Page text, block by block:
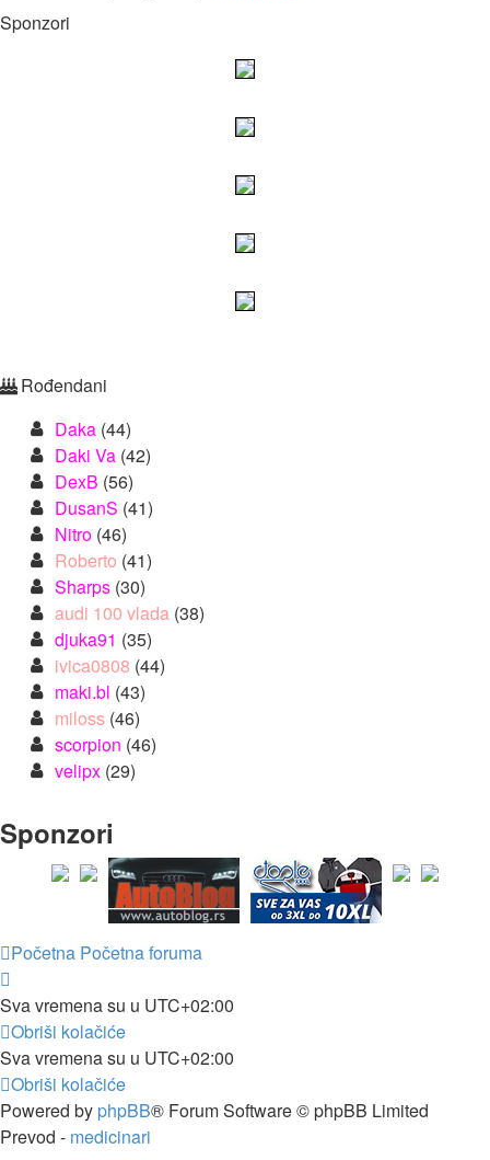
Sponzori
Rođendani
Daka (44)
Daki Va (42)
DexB (56)
DusanS (41)
Nitro (46)
Roberto (41)
Sharps (30)
audi 100 vlada (38)
djuka91 (35)
ivica0808 (44)
maki.bl (43)
miloss (46)
scorpion (46)
velipx (29)
Sponzori
Početna Početna foruma
Sva vremena su u UTC+02:00
Obriši kolačiće
Sva vremena su u UTC+02:00
Obriši kolačiće
Powered by phpBB® Forum Software © phpBB Limited
Prevod - medicinari